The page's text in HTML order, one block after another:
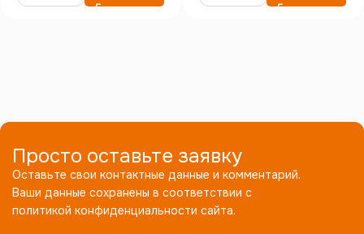
Просто оставьте заявку
Оставьте свои контактные данные и комментарий.
Ваши данные сохранены в соответствии с
политикой конфиденциальности сайта.